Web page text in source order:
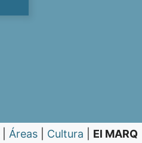
Áreas Cultura
El MARQ